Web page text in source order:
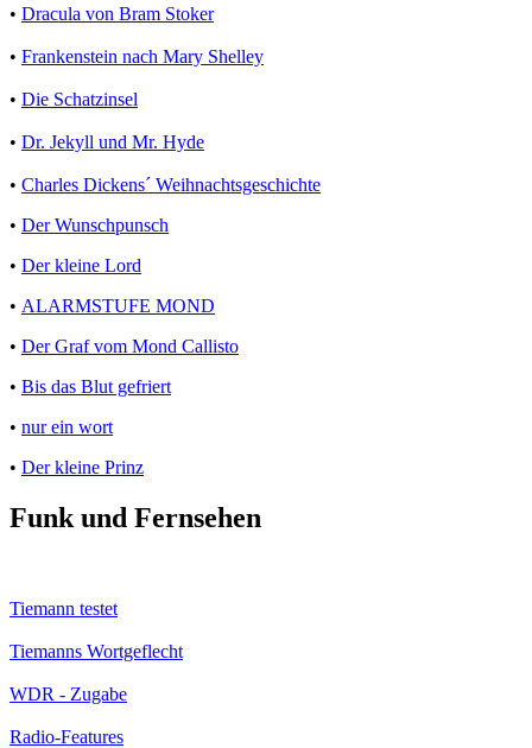
• Dracula von Bram Stoker
• Frankenstein nach Mary Shelley
• Die Schatzinsel
• Dr. Jekyll und Mr. Hyde
• Charles Dickens´ Weihnachtsgeschichte
• Der Wunschpunsch
• Der kleine Lord
• ALARMSTUFE MOND
• Der Graf vom Mond Callisto
• Bis das Blut gefriert
• nur ein wort
• Der kleine Prinz
Funk und Fernsehen
Tiemann testet
Tiemanns Wortgeflecht
WDR - Zugabe
Radio-Features